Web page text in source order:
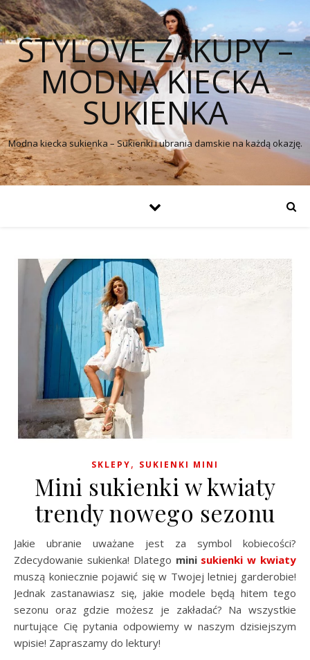
STYLOVE ZAKUPY –
MODNA KIECKA
SUKIENKA
Modna kiecka sukienka – Sukienki i ubrania damskie na każdą okazję.
SKLEPY, SUKIENKI MINI
Mini sukienki w kwiaty
trendy nowego sezonu
Jakie ubranie uważane jest za symbol kobiecości?
Zdecydowanie sukienka! Dlatego mini sukienki w kwiaty
muszą koniecznie pojawić się w Twojej letniej garderobie!
Jednak zastanawiasz się, jakie modele będą hitem tego
sezonu oraz gdzie możesz je zakładać? Na wszystkie
nurtujące Cię pytania odpowiemy w naszym dzisiejszym
wpisie! Zapraszamy do lektury!